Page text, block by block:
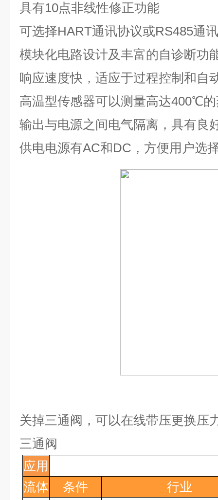
具有10点非线性修正功能
可选择HART通讯协议或RS485通
模块化电路设计及丰富的自诊断功
响应速度快，适应于过程控制和自
高温型传感器可以测量高达400℃
输出与电源之间电气隔离，具有良
供电电源有AC和DC ，方便用户选
关掉三通阀，可以在线带压更换压
三通阀
应用
流体
条件 行业